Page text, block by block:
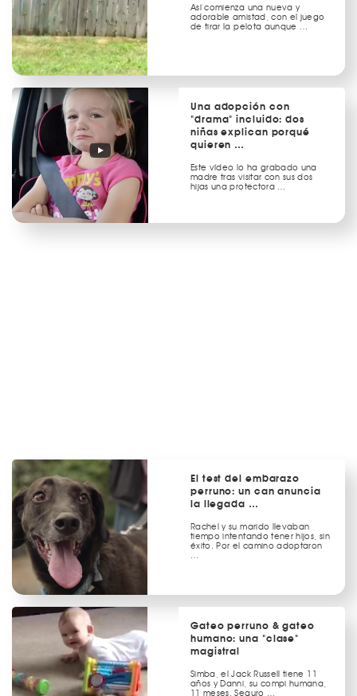
Así comienza una nueva y
adorable amistad, con el juego
de tirar la pelota aunque …
Una adopción con
"drama" incluido: dos
niñas explican porqué
quieren …
Este vídeo lo ha grabado una
madre tras visitar con sus dos
hijas una protectora …
El test del embarazo
perruno: un can anuncia
la llegada …
Rachel y su marido llevaban
tiempo intentando tener hijos, sin
éxito. Por el camino adoptaron
…
Gateo perruno & gateo
humano: una "clase"
magistral
Simba, el Jack Russell tiene 11
años y Danni, su compi humana,
11 meses. Seguro …